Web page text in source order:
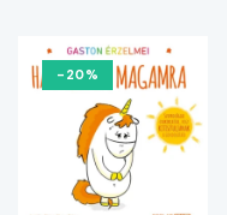
-20%